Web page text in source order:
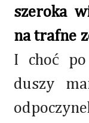
szeroka
na trafne
I choć po
duszy